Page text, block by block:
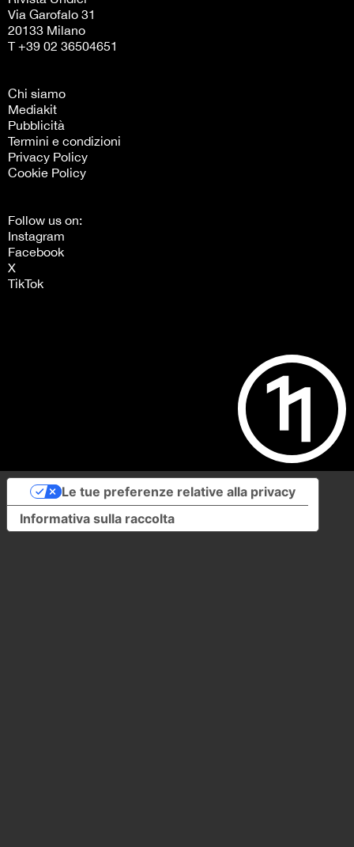
Via Garofalo 31
20133 Milano
T +39 02 36504651
Chi siamo
Mediakit
Pubblicità
Termini e condizioni
Privacy Policy
Cookie Policy
Follow us on:
Instagram
Facebook
X
TikTok
Informativa sulla raccolta
Le tue preferenze relative alla privacy